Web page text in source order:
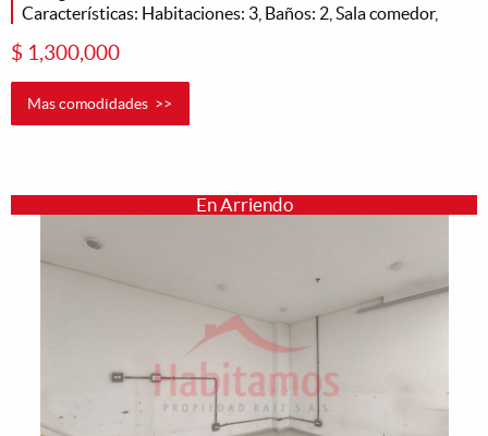
Características: Habitaciones: 3, Baños: 2, Sala comedor,
$ 1,300,000
Mas comodidades >>
En Arriendo